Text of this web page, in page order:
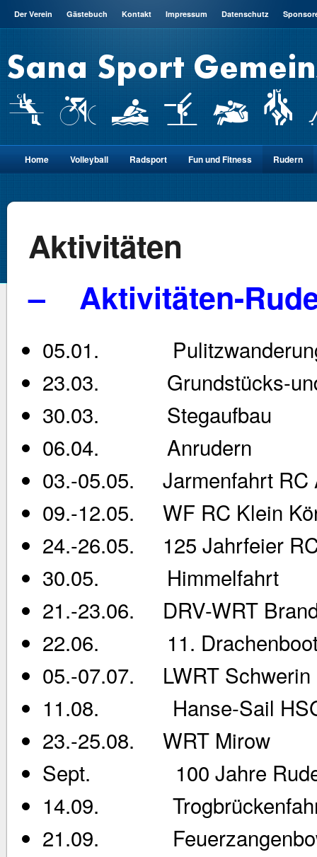
Der Verein Gästebuch Kontakt Impressum Datenschutz
Home Volleyball Radsport Fun und Fitness Rudern
Aktivitäten
– Aktivitäten-
05.01.
23.03. Grundstücks-und
30.03. Stegaufbau
06.04. Anrudern
03.-05.05. Jarmenfahrt RC
09.-12.05. WF RC Klein
24.-26.05. 125 Jahrfeier
30.05. Himmelfahrt
21.-23.06. DRV-WRT
22.06. 11.
05.-07.07. LWRT Schwerin
11.08. Hanse-Sail HSG
23.-25.08. WRT Mirow
Sept. 100 Jahre
14.09. Trogbrückenfahrt
21.09.